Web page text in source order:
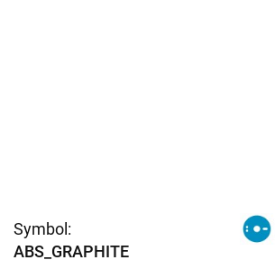
Symbol:
ABS_GRAPHITE